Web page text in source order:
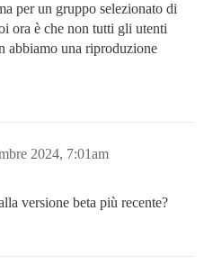
per un gruppo selezionato di
ora è che non tutti gli utenti
abbiamo una riproduzione
2024, 7:01am
versione beta più recente?